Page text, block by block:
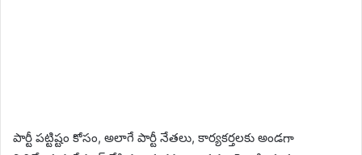
పార్టీ పట్టిష్టం కోసం, అలాగే పార్టీ నేతలు, కార్యకర్తలకు అండగా